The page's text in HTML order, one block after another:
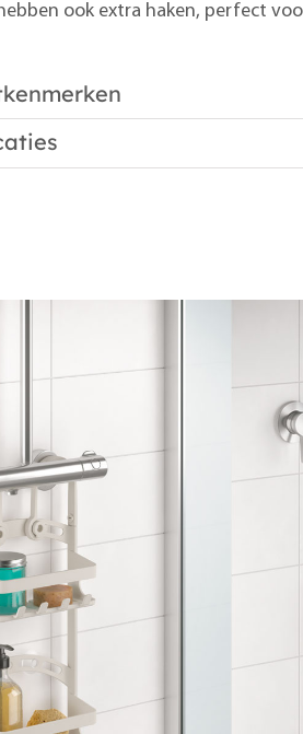
ook extra haken, perfect